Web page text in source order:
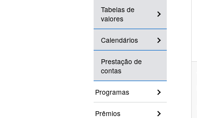
Tabelas de
valores
Calendários
Prestação de
contas
Programas
Prêmios